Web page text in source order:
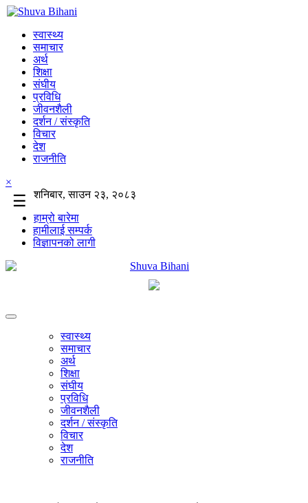
स्वास्थ्य
समाचार
अर्थ
शिक्षा
संघीय
प्रविधि
जीवनशैली
दर्शन / संस्कृति
विचार
देश
राजनीति
×
☰
शनिबार, साउन २३, २०८३
हाम्रो बारेमा
हामीलाई सम्पर्क
विज्ञापनको लागी
स्वास्थ्य
समाचार
अर्थ
शिक्षा
संघीय
प्रविधि
जीवनशैली
दर्शन / संस्कृति
विचार
देश
राजनीति